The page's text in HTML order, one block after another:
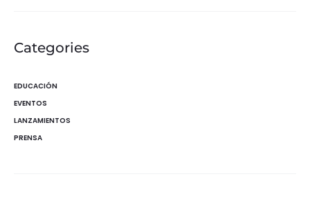
Categories
EDUCACIÓN
EVENTOS
LANZAMIENTOS
PRENSA